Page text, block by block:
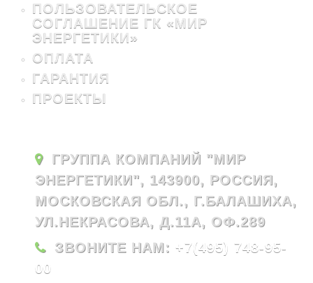
ПОЛЬЗОВАТЕЛЬСКОЕ
СОГЛАШЕНИЕ ГК «МИР
ЭНЕРГЕТИКИ»
ОПЛАТА
ГАРАНТИЯ
ПРОЕКТЫ
ГРУППА КОМПАНИЙ "МИР
ЭНЕРГЕТИКИ", 143900, РОССИЯ,
МОСКОВСКАЯ ОБЛ., Г.БАЛАШИХА,
УЛ.НЕКРАСОВА, Д.11А, ОФ.289
ЗВОНИТЕ НАМ: +7(495) 748-95-
00